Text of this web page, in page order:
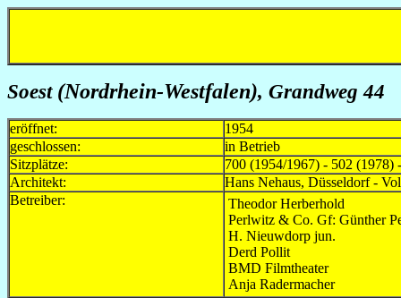
Soest (Nordrhein-Westfalen), Grandweg 44
eröffnet:
1954
geschlossen:
in Betrieb
Sitzplätze:
700 (1954/1967) - 502 (1978)
Architekt:
Hans Nehaus, Düsseldorf -
Betreiber:
Theodor Herberhold
Perlwitz & Co. Gf: Günther
H. Nieuwdorp jun.
Derd Pollit
BMD Filmtheater
Anja Radermacher